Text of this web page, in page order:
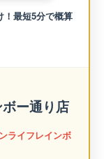
！最短5分で概算
ー通り店
ライフレインボ